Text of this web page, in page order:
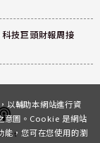
技巨頭財報周接
以輔助本網站進行資
意圖。Cookie 是網站
能，您可在您使用的瀏